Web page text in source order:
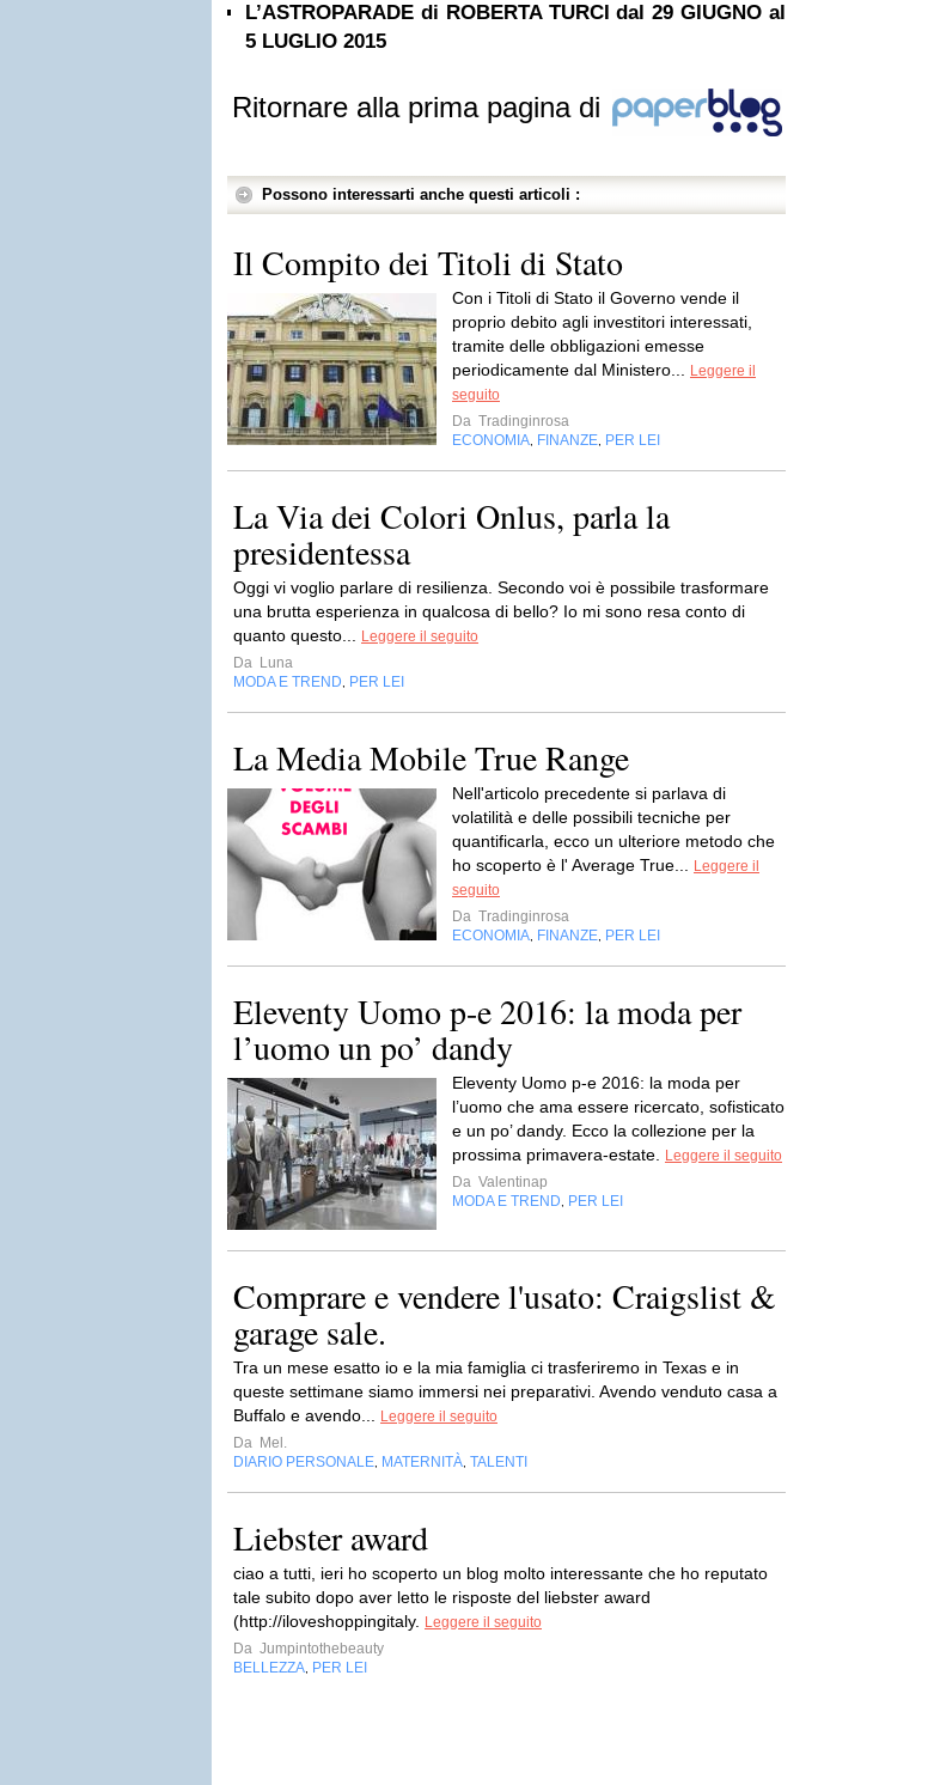
L’ASTROPARADE di ROBERTA TURCI dal 29 GIUGNO al
5 LUGLIO 2015
Ritornare alla prima pagina di
Possono interessarti anche questi articoli :
Il Compito dei Titoli di Stato
Con i Titoli di Stato il Governo vende il
proprio debito agli investitori interessati,
tramite delle obbligazioni emesse
periodicamente dal Ministero...
Leggere il
seguito
Da Tradinginrosa
ECONOMIA FINANZE PER LEI
La Via dei Colori Onlus, parla la
presidentessa
Oggi vi voglio parlare di resilienza. Secondo voi è possibile trasformare
una brutta esperienza in qualcosa di bello? Io mi sono resa conto di
quanto questo...
Leggere il seguito
Da Luna
MODA E TREND
PER LEI
La Media Mobile True Range
Nell'articolo precedente si parlava di
volatilità e delle possibili tecniche per
quantificarla, ecco un ulteriore metodo che
ho scoperto è l' Average True...
Leggere il
seguito
Da Tradinginrosa
ECONOMIA FINANZE PER LEI
Eleventy Uomo p-e 2016: la moda per
l’uomo un po’ dandy
Eleventy Uomo p-e 2016: la moda per
l’uomo che ama essere ricercato, sofisticato
e un po’ dandy. Ecco la collezione per la
prossima primavera-estate.
Leggere il seguito
Da Valentinap
MODA E TREND
PER LEI
Comprare e vendere l'usato: Craigslist &
garage sale.
Tra un mese esatto io e la mia famiglia ci trasferiremo in Texas e in
queste settimane siamo immersi nei preparativi. Avendo venduto casa a
Buffalo e avendo...
Leggere il seguito
Da Mel.
DIARIO PERSONALE MATERNITÀ TALENTI
Liebster award
ciao a tutti, ieri ho scoperto un blog molto interessante che ho reputato
tale subito dopo aver letto le risposte del liebster award
(http://iloveshoppingitaly.
Leggere il seguito
Da Jumpintothebeauty
BELLEZZA PER LEI